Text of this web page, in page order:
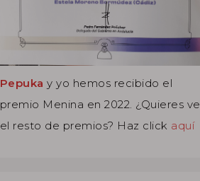
Pepuka y yo hemos recibido el
premio Menina en 2022. ¿Quieres
el resto de premios? Haz click aquí